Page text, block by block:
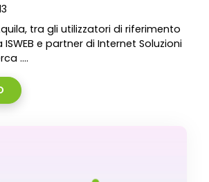
tra gli utilizzatori di riferimento
e partner di Internet Soluzioni
....